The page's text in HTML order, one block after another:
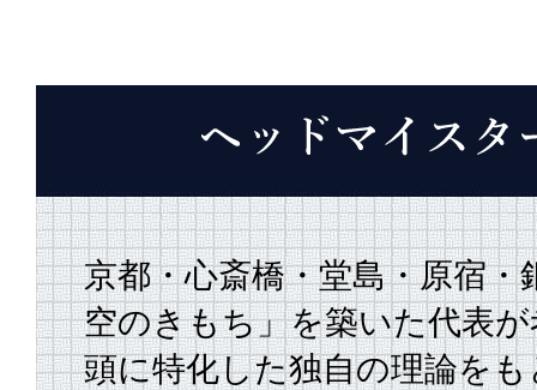
京都・心斎橋・堂島・原宿・
空のきもち」を築いた代表
頭に特化した独自の理論を